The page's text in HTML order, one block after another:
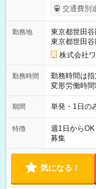
いOK！（規
ンビニATMから
交通費別
勤務地
東京都世田谷
東京都世田谷
株式会社
勤務時間
勤務時間は指
変形労働時間制 想
～21：00
期間 単発・1日の
特徴
週1日から
募集
気になる！